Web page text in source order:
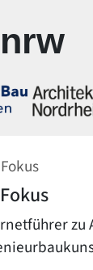
zu